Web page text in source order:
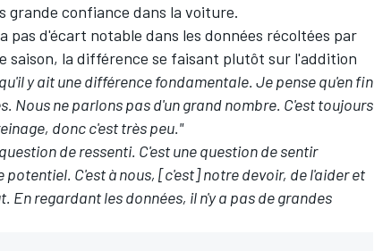
grande confiance dans la voiture.
d'écart notable dans les données récoltées par
saison, la différence se faisant plutôt sur l'addition
y ait une différence fondamentale. Je pense qu'en fin
Nous ne parlons pas d'un grand nombre. C'est toujours
donc c'est très peu."
de ressenti. C'est une question de sentir
potentiel. C'est à nous, [c'est] notre devoir, de l'aider et
En regardant les données, il n'y a pas de grandes